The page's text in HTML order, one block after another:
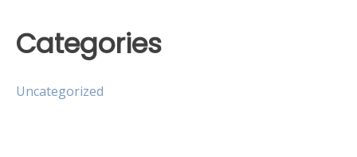
Categories
Uncategorized